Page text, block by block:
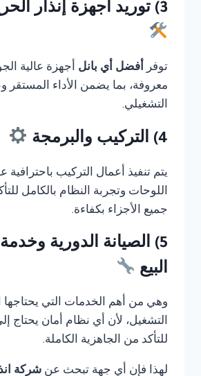
3) توريد أجهزة إنذار الحريق الأصلية
توفر أفضل أي بانل أجهزة عالية
معروفة، بما يضمن الأداء المستقر
التشغيلي.
4) التركيب والبرمجة
يتم تنفيذ أعمال التركيب باحترافية
اللوحات وتجربة النظام بالكامل
جميع الأجزاء بكفاءة.
5) الصيانة الدورية
البيع
وهي من أهم الخدمات التي يحتاجها
التشغيل، لأن أي نظام أمان يحتاج
للتأكد من الجاهزية الكاملة.
لهذا فإن أي جهة تبحث عن شركة